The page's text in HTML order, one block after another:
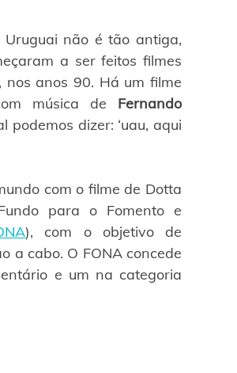
não é tão antiga,
a ser feitos filmes
nos anos 90. Há um filme
música de Fernando
podemos dizer: ‘uau, aqui
com o filme de Dotta
para o Fomento e
), com o objetivo de
a cabo. O FONA concede
e um na categoria